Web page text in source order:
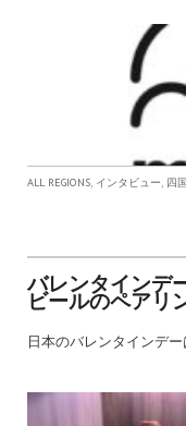
ALL REGIONS インタビュー 四国
バレンタインデ
ビールのペアリ
日本のバレンタインデー